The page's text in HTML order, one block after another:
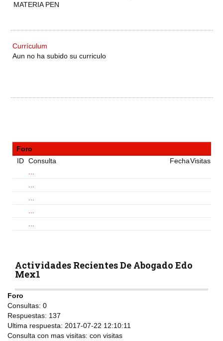
MATERIA PEN
Currículum
Aun no ha subido su curriculo
Foro
ID Consulta FechaVisitas
Actividades Recientes De Abogado Edo
Mex1
Foro
Consultas: 0
Respuestas: 137
Ultima respuesta: 2017-07-22 12:10:11
Consulta con mas visitas: con visitas